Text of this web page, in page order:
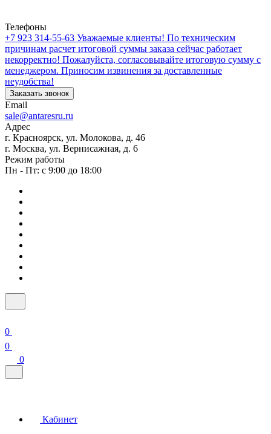
Телефоны
+7 923 314-55-63 Уважаемые клиенты! По техническим
причинам расчет итоговой суммы заказа сейчас работает
некорректно! Пожалуйста, согласовывайте итоговую сумму с
менеджером. Приносим извинения за доставленные
неудобства!
Заказать звонок
Email
sale@antaresru.ru
Адрес
г. Красноярск, ул. Молокова, д. 46
г. Москва, ул. Вернисажная, д. 6
Режим работы
Пн - Пт: с 9:00 до 18:00
0
0
0
Кабинет